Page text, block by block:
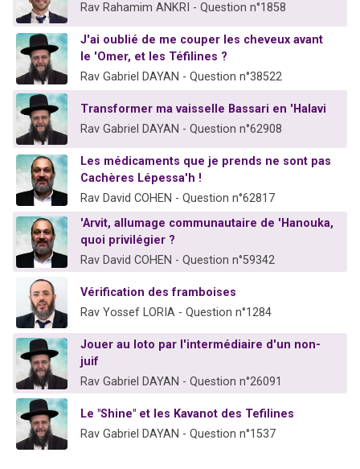
Rav Rahamim ANKRI - Question n°1858
J'ai oublié de me couper les cheveux avant
le 'Omer, et les Téfilines ?
Rav Gabriel DAYAN - Question n°38522
Transformer ma vaisselle Bassari en 'Halavi
Rav Gabriel DAYAN - Question n°62908
Les médicaments que je prends ne sont pas
Cachères Lépessa'h !
Rav David COHEN - Question n°62817
'Arvit, allumage communautaire de 'Hanouka,
quoi privilégier ?
Rav David COHEN - Question n°59342
Vérification des framboises
Rav Yossef LORIA - Question n°1284
Jouer au loto par l'intermédiaire d'un non-
juif
Rav Gabriel DAYAN - Question n°26091
Le "Shine" et les Kavanot des Tefilines
Rav Gabriel DAYAN - Question n°1537